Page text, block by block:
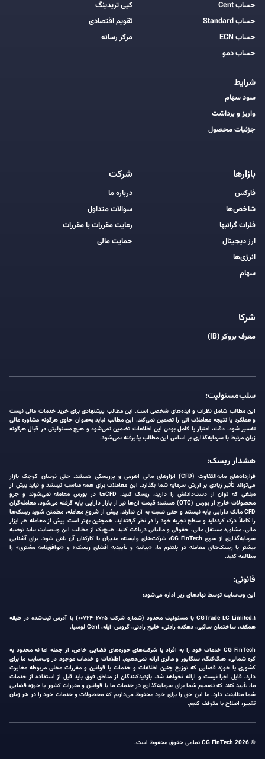
حساب Cent
حساب Standard
حساب ECN
حساب دمو
شرایط
سود سهام
واریز و برداشت
جزئیات محصول
کپی تریدینگ
تقویم اقتصادی
مرکز رسانه
بازارها
فارکس
شاخص‌ها
فلزات گرانبها
ارز دیجیتال
انرژی‌ها
سهام
شرکت
درباره ما
سوالات متداول
رعایت مقررات با مقررات
حمایت مالی
شرکا
معرف بروکر (IB)
سلب‌مسئولیت:
این مطالب شامل نظرات و ایده‌های شخصی است. این مطالب پیشنهادی برای خرید خدمات مالی نیست
و عملکرد یا نتیجه معاملات آتی را تضمین نمی‌کند. این مطالب نباید به‌عنوان حاوی هرگونه مشاوره مالی
تفسیر شود. دقت، اعتبار یا کامل بودن این اطلاعات تضمین نمی‌شود و هیچ مسئولیتی در قبال هرگونه
زیان مرتبط با سرمایه‌گذاری بر اساس این مطالب پذیرفته نمی‌شود.
هشدار ریسک:
قراردادهای مابه‌التفاوت (CFD) ابزارهای مالی اهرمی و پرریسکی هستند. حتی نوسان کوچک بازار
می‌تواند تأثیر زیادی بر ارزش سرمایه شما بگذارد. این معاملات برای همه مناسب نیستند و نباید بیش از
مبلغی که توان از دست‌دادنش را دارید، ریسک کنید. CFDها در بورس معامله نمی‌شوند و جزو
محصولات خارج از بورس (OTC) هستند؛ قیمت آن‌ها نیز از بازار دارایی پایه گرفته می‌شود. معامله‌گران
CFD مالک دارایی پایه نیستند و حقی نسبت به آن ندارند. پیش از شروع معامله، مطمئن شوید ریسک‌ها
را کاملاً درک کرده‌اید و سطح تجربه خود را در نظر گرفته‌اید. همچنین بهتر است پیش از معامله هر ابزار
مالی، مشاوره مستقل مالی، حقوقی و مالیاتی دریافت کنید. هیچ‌یک از مطالب این وب‌سایت نباید توصیه
سرمایه‌گذاری از سوی CG FinTech، شرکت‌های وابسته، مدیران یا کارکنان آن تلقی شود. برای آشنایی
بیشتر با ریسک‌های معامله در پلتفرم ما، «بیانیه و تأییدیه افشای ریسک» و «توافق‌نامه مشتری» را
مطالعه کنید.
قانونی:
این وب‌سایت توسط نهادهای زیر اداره می‌شود:
۱.CGTrade LC Limited با مسئولیت محدود (شماره شرکت ۲۰۲۵-۰۰۷۲۴) با آدرس ثبت‌شده در طبقه
همکف، ساختمان ساثبی، دهکده رادنی، خلیج رادنی، گروس-آیله، Cent لوسیا.
CG FinTech خدمات خود را به افراد یا شرکت‌های حوزه‌های قضایی خاص، از جمله اما نه محدود به
کره شمالی، هنگ‌کنگ، سنگاپور و مالزی ارائه نمی‌دهیم. اطلاعات و خدمات موجود در وب‌سایت ما برای
کشوری یا حوزه قضایی که توزیع چنین اطلاعات و خدمات با قوانین و مقررات محلی مربوطه مغایرت
دارد، قابل اجرا نیست و ارائه نخواهد شد. بازدیدکنندگان از مناطق فوق باید قبل از استفاده از خدمات
ما، تأیید کنند که تصمیم شما برای سرمایه‌گذاری در خدمات ما با قوانین و مقررات کشور یا حوزه قضایی
شما مطابقت دارد. ما این حق را برای خود محفوظ می‌داریم که محصولات و خدمات خود را در هر زمان
تغییر، اصلاح یا متوقف کنیم.
© 2026 CG FinTech تمامی حقوق محفوظ است.